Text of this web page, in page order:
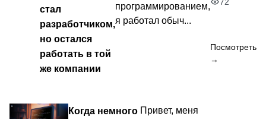
стал
разработчиком,
но остался
работать в той
же компании
программированием,
я работал обыч...
Посмотреть
→
Когда немного Привет, меня